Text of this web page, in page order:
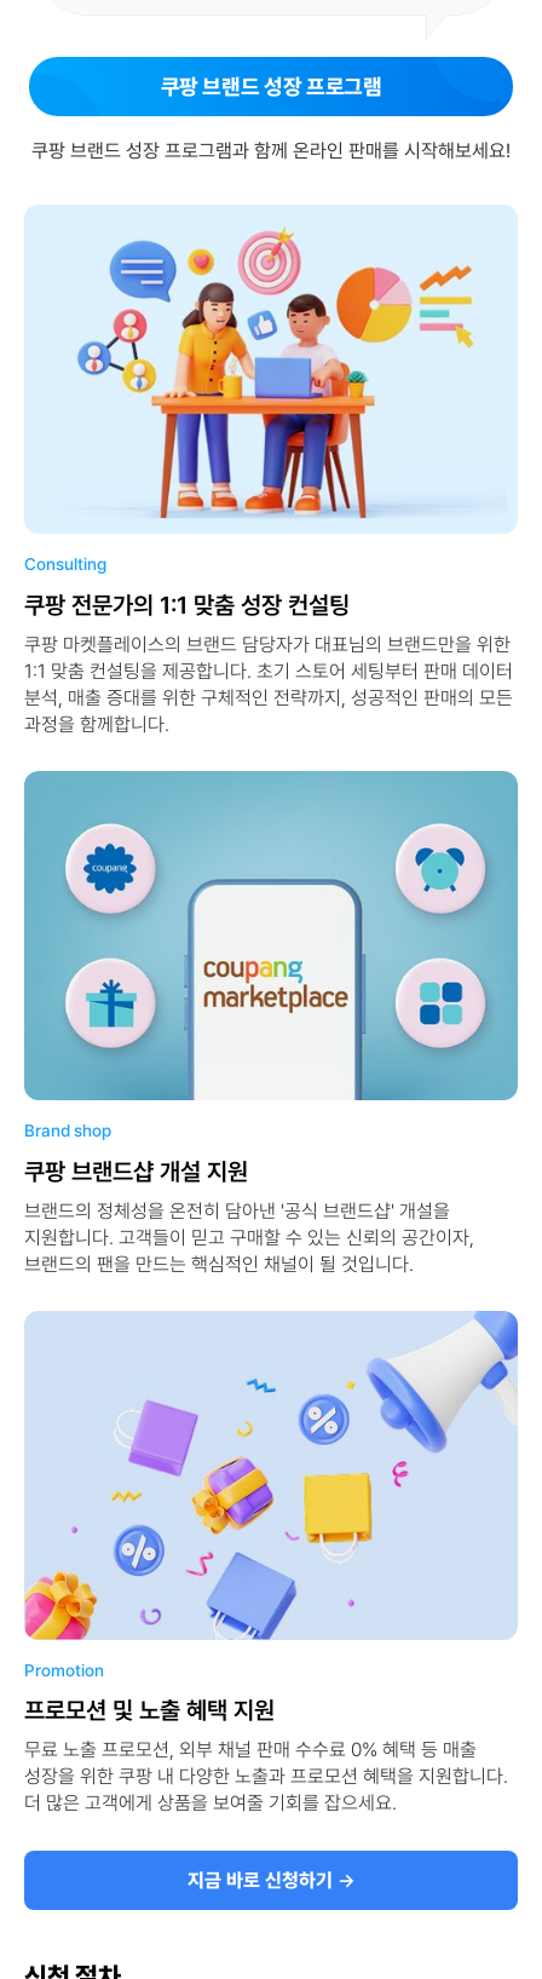
쿠팡 브랜드 성장 프로그램
쿠팡 브랜드 성장 프로그램과 함께 온라인 판매를 시작해보세요!
Consulting
쿠팡 전문가의 1:1 맞춤 성장 컨설팅
쿠팡 마켓플레이스의 브랜드 담당자가 대표님의 브랜드만을 위한
1:1 맞춤 컨설팅을 제공합니다. 초기 스토어 세팅부터 판매 데이터
분석, 매출 증대를 위한 구체적인 전략까지, 성공적인 판매의 모든
과정을 함께합니다.
Brand shop
쿠팡 브랜드샵 개설 지원
브랜드의 정체성을 온전히 담아낸 '공식 브랜드샵' 개설을
지원합니다. 고객들이 믿고 구매할 수 있는 신뢰의 공간이자,
브랜드의 팬을 만드는 핵심적인 채널이 될 것입니다.
Promotion
프로모션 및 노출 혜택 지원
무료 노출 프로모션, 외부 채널 판매 수수료 0% 혜택 등 매출
성장을 위한 쿠팡 내 다양한 노출과 프로모션 혜택을 지원합니다.
더 많은 고객에게 상품을 보여줄 기회를 잡으세요.
지금 바로 신청하기 →